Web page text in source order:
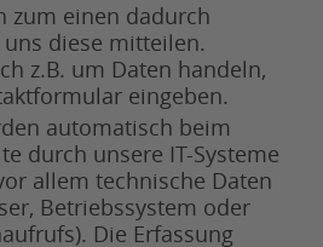
zum einen dadurch
diese mitteilen.
z.B. um Daten handeln,
eingeben.
automatisch beim
durch unsere IT-Systeme
allem technische Daten
Betriebssystem oder
Die Erfassung